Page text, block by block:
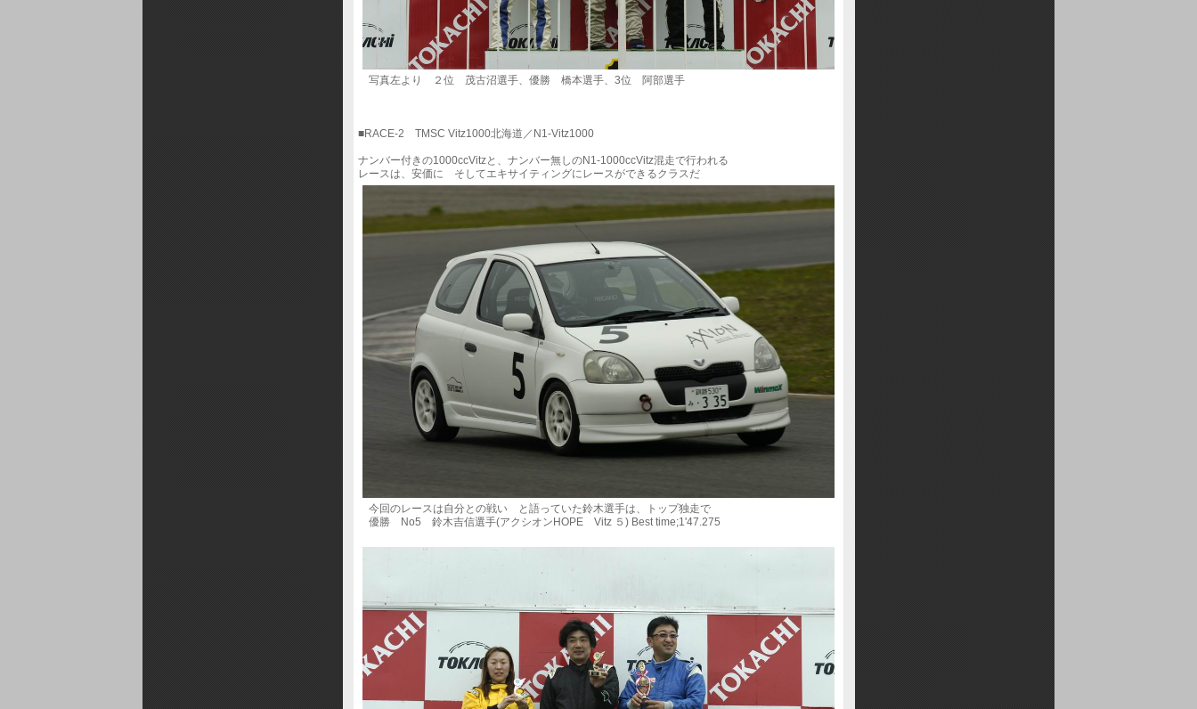
写真左より ２位 茂古沼選手、優勝 橋本選手、3位 阿部選手
■RACE-2 TMSC Vitz1000北海道／N1-Vitz1000
ナンバー付きの1000ccVitzと、ナンバー無しのN1-1000ccVitz混走で行われる
レースは、安価に そしてエキサイティングにレースができるクラスだ
今回のレースは自分との戦い と語っていた鈴木選手は、トップ独走で
優勝 No5 鈴木吉信選手(アクシオンHOPE Vitz ５) Best time;1'47.275